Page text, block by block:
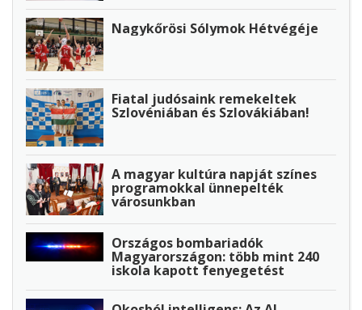
Nagykőrösi Sólymok Hétvégéje
Fiatal judósaink remekeltek
Szlovéniában és Szlovákiában!
A magyar kultúra napját színes
programokkal ünnepelték
városunkban
Országos bombariadók
Magyarországon: több mint 240
iskola kapott fenyegetést